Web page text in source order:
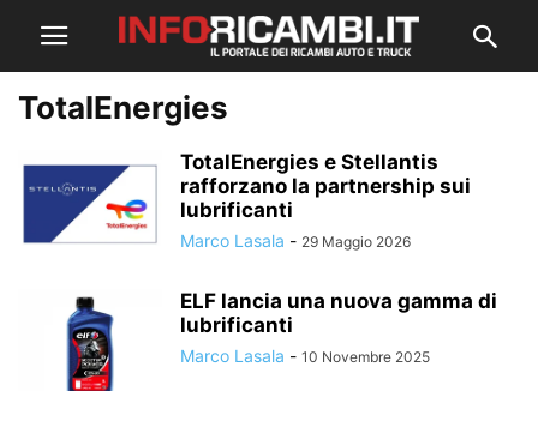
TotalEnergies
TotalEnergies e Stellantis
rafforzano la partnership sui
lubrificanti
Marco Lasala - 29 Maggio 2026
ELF lancia una nuova gamma di
lubrificanti
Marco Lasala - 10 Novembre 2025